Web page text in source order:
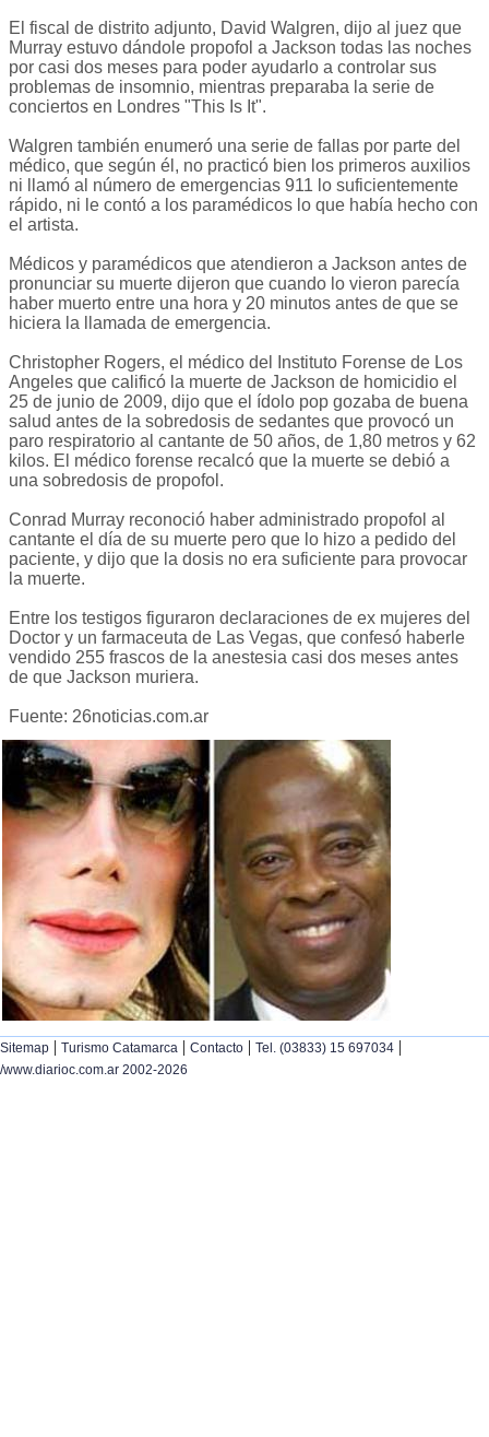
El fiscal de distrito adjunto, David Walgren, dijo al juez que
Murray estuvo dándole propofol a Jackson todas las noches
por casi dos meses para poder ayudarlo a controlar sus
problemas de insomnio, mientras preparaba la serie de
conciertos en Londres "This Is It".
Walgren también enumeró una serie de fallas por parte del
médico, que según él, no practicó bien los primeros auxilios
ni llamó al número de emergencias 911 lo suficientemente
rápido, ni le contó a los paramédicos lo que había hecho con
el artista.
Médicos y paramédicos que atendieron a Jackson antes de
pronunciar su muerte dijeron que cuando lo vieron parecía
haber muerto entre una hora y 20 minutos antes de que se
hiciera la llamada de emergencia.
Christopher Rogers, el médico del Instituto Forense de Los
Angeles que calificó la muerte de Jackson de homicidio el
25 de junio de 2009, dijo que el ídolo pop gozaba de buena
salud antes de la sobredosis de sedantes que provocó un
paro respiratorio al cantante de 50 años, de 1,80 metros y 62
kilos. El médico forense recalcó que la muerte se debió a
una sobredosis de propofol.
Conrad Murray reconoció haber administrado propofol al
cantante el día de su muerte pero que lo hizo a pedido del
paciente, y dijo que la dosis no era suficiente para provocar
la muerte.
Entre los testigos figuraron declaraciones de ex mujeres del
Doctor y un farmaceuta de Las Vegas, que confesó haberle
vendido 255 frascos de la anestesia casi dos meses antes
de que Jackson muriera.
Fuente: 26noticias.com.ar
Sitemap | Turismo Catamarca | Contacto | Tel. (03833) 15 697034 |
/www.diarioc.com.ar 2002-2026